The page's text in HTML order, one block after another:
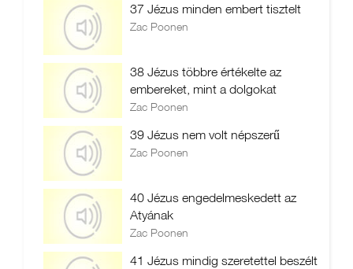
37 Jézus minden embert tisztelt
Zac Poonen
38 Jézus többre értékelte az
embereket, mint a dolgokat
Zac Poonen
39 Jézus nem volt népszerű
Zac Poonen
40 Jézus engedelmeskedett az
Atyának
Zac Poonen
41 Jézus mindig szeretettel beszélt